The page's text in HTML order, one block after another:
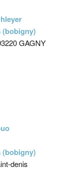
(bobigny)
GAGNY
(bobigny)
denis